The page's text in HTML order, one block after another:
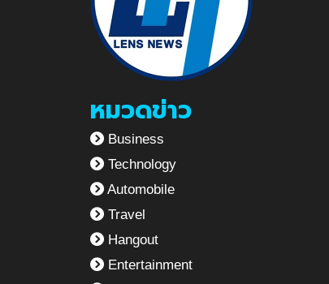
หมวดข่าว
Business
Technology
Automobile
Travel
Hangout
Entertainment